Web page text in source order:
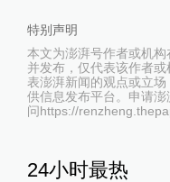
特别声明
本文为澎湃号作者或机
并发布，仅代表该作者
表澎湃新闻的观点或立
供信息发布平台。申请
问https://
24小时最热